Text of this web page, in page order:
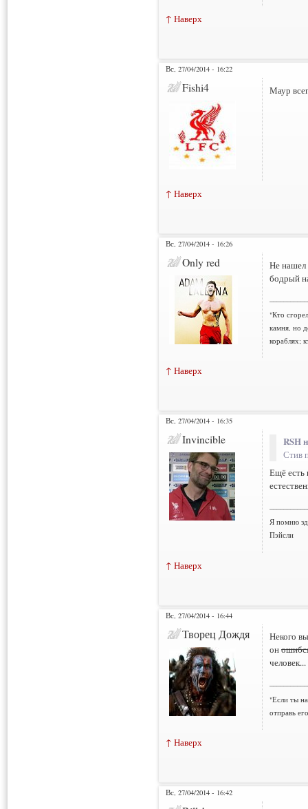
↑ Наверх
Вс, 27/04/2014 - 16:22
Fishi4 Маур
↑ Наверх
Вс, 27/04/2014 - 16:26
Only red
Не нашел
бодрый
"Кто
камня, но
кораблях;
↑ Наверх
Вс, 27/04/2014 - 16:35
Invincible RSH
Стив
Ещё есть
Я помню
Пэйсли
↑ Наверх
Вс, 27/04/2014 - 16:44
Творец Дождя
Некого
он
человек...
"Если ты
отправь
↑ Наверх
Вс, 27/04/2014 - 16:42